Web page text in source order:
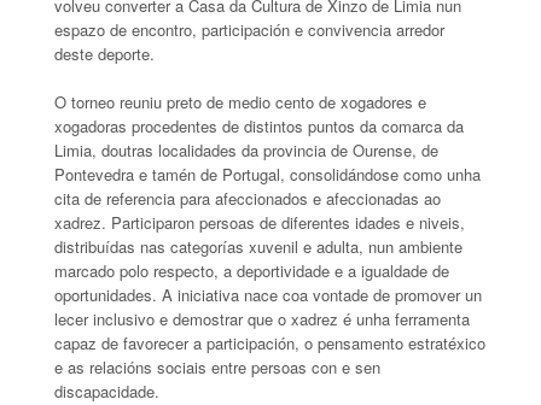
volveu converter a Casa da Cultura de Xinzo de Limia nun
espazo de encontro, participación e convivencia arredor
deste deporte.
O torneo reuniu preto de medio cento de xogadores e
xogadoras procedentes de distintos puntos da comarca da
Limia, doutras localidades da provincia de Ourense, de
Pontevedra e tamén de Portugal, consolidándose como unha
cita de referencia para afeccionados e afeccionadas ao
xadrez. Participaron persoas de diferentes idades e niveis,
distribuídas nas categorías xuvenil e adulta, nun ambiente
marcado polo respecto, a deportividade e a igualdade de
oportunidades. A iniciativa nace coa vontade de promover un
lecer inclusivo e demostrar que o xadrez é unha ferramenta
capaz de favorecer a participación, o pensamento estratéxico
e as relacións sociais entre persoas con e sen
discapacidade.